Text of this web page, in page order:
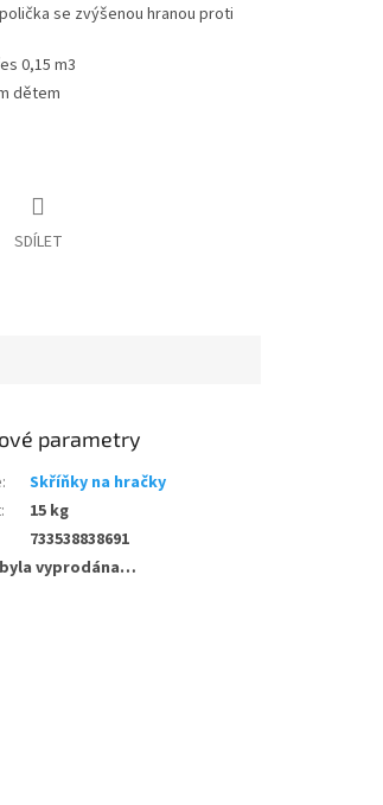
se zvýšenou hranou proti
0,15 m3
dětem
SDÍLET
parametry
:
Skříňky na hračky
:
15 kg
733538838691
vyprodána…